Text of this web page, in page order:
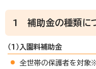
1 補助金の種類に
（1）入園料補助金
全世帯の保護者を対象※